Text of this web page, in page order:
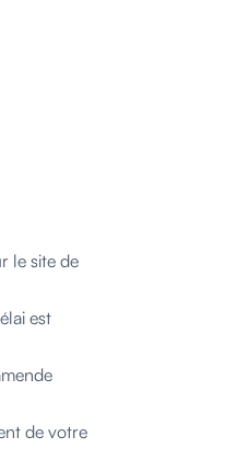
le site de
est
de votre